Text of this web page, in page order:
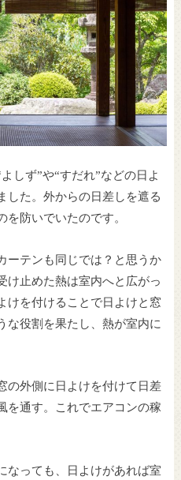
しず”や“すだれ”などの日よ
した。外からの日差しを遮る
防いでいたのです。
ーテンも同じでは？と思うか
け止めた熱は室内へと広がっ
けを付けることで日よけと窓
な役割を果たし、熱が室内に
の外側に日よけを付けて日差
を通す。これでエアコンの稼
なっても、日よけがあれば室